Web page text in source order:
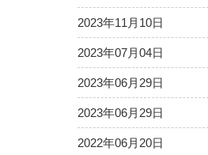
2023年11月10日
2023年07月04日
2023年06月29日
2023年06月29日
2022年06月20日